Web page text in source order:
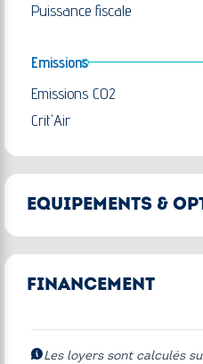
Puissance fiscale
Emissions
Emissions CO2
Crit'Air
EQUIPEMENTS &
Alarme antivol
Pack Dynamic
FINANCEMENT
Les loyers sont calculés